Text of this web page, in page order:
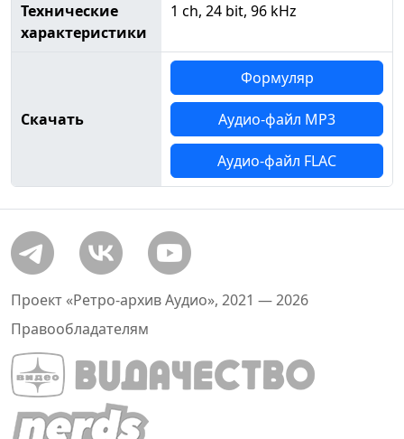
Технические
характеристики
1 ch, 24 bit, 96 kHz
Скачать
Формуляр
Аудио-файл MP3
Аудио-файл FLAC
Проект «Ретро-архив Аудио», 2021 — 2026
Правообладателям